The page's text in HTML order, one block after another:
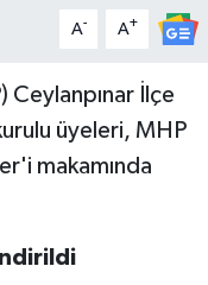
A- A+
İlçe
üyeleri, MHP
makamında